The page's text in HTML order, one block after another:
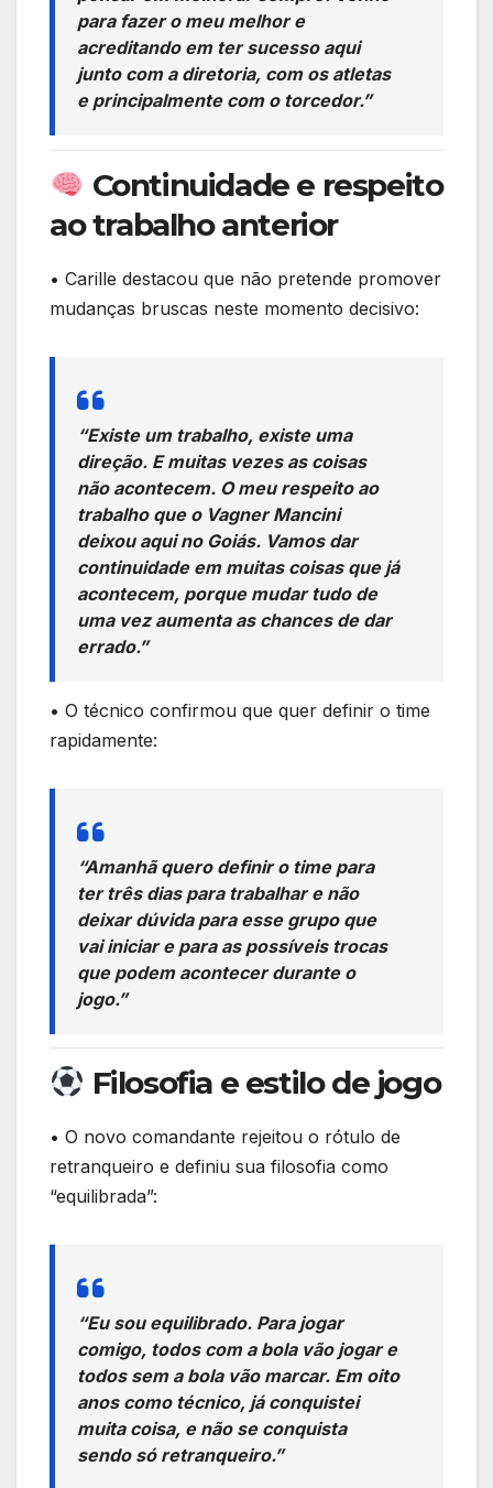
para fazer o meu melhor e
acreditando em ter sucesso aqui
junto com a diretoria, com os atletas
e principalmente com o torcedor.”
Continuidade e respeito
ao trabalho anterior
• Carille destacou que não pretende promover
mudanças bruscas neste momento decisivo:
“Existe um trabalho, existe uma
direção. E muitas vezes as coisas
não acontecem. O meu respeito ao
trabalho que o Vagner Mancini
deixou aqui no Goiás. Vamos dar
continuidade em muitas coisas que já
acontecem, porque mudar tudo de
uma vez aumenta as chances de dar
errado.”
• O técnico confirmou que quer definir o time
rapidamente:
“Amanhã quero definir o time para
ter três dias para trabalhar e não
deixar dúvida para esse grupo que
vai iniciar e para as possíveis trocas
que podem acontecer durante o
jogo.”
Filosofia e estilo de jogo
• O novo comandante rejeitou o rótulo de
retranqueiro e definiu sua filosofia como
“equilibrada”:
“Eu sou equilibrado. Para jogar
comigo, todos com a bola vão jogar e
todos sem a bola vão marcar. Em oito
anos como técnico, já conquistei
muita coisa, e não se conquista
sendo só retranqueiro.”